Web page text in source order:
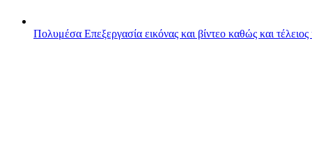
Πολυμέσα Επεξεργασία εικόνας και βίντεο καθώς και τέλειος